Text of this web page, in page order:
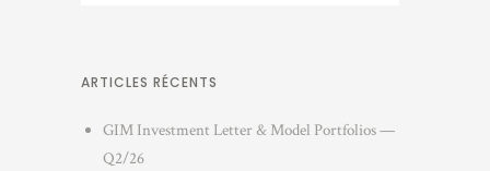
ARTICLES RÉCENTS
GIM Investment Letter & Model Portfolios —
Q2/26